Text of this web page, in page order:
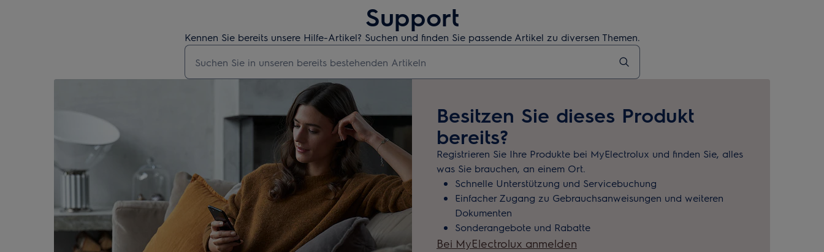
Support
Kennen Sie bereits unsere Hilfe-Artikel? Suchen und finden Sie passende Artikel zu diversen Themen.
Geben Sie den Suchbegriff für Support-Artikel ein
Besitzen Sie dieses Produkt
bereits?
Registrieren Sie Ihre Produkte bei MyElectrolux und finden Sie, alles
was Sie brauchen, an einem Ort.
Schnelle Unterstützung und Servicebuchung
Einfacher Zugang zu Gebrauchsanweisungen und weiteren
Dokumenten
Sonderangebote und Rabatte
Bei MyElectrolux anmelden